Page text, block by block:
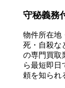
守秘義務
物件所在地
死・自殺な
の専門買取
ら最短即日
頼を知られ